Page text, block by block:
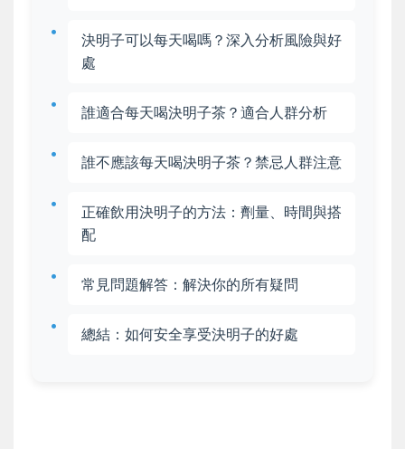
決明子可以每天喝嗎？深入分析風險與好
處
誰適合每天喝決明子茶？適合人群分析
誰不應該每天喝決明子茶？禁忌人群注意
正確飲用決明子的方法：劑量、時間與搭
配
常見問題解答：解決你的所有疑問
總結：如何安全享受決明子的好處